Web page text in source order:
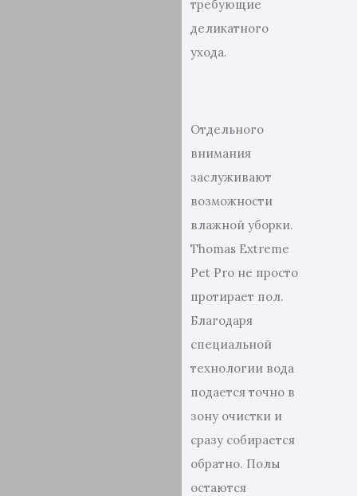
требующие
деликатного
ухода.
Отдельного
внимания
заслуживают
возможности
влажной уборки.
Thomas Extreme
Pet Pro не просто
протирает пол.
Благодаря
специальной
технологии вода
подается точно в
зону очистки и
сразу собирается
обратно. Полы
остаются